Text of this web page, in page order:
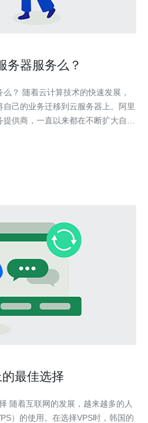
务器服务么？
发展，
己的业务迁移到云服务器上。阿里
供商，一直以来都在不断扩大自己
户提供稳定可靠的云计算服务。目
最佳选择
人
）的使用。在选择VPS时，韩国的